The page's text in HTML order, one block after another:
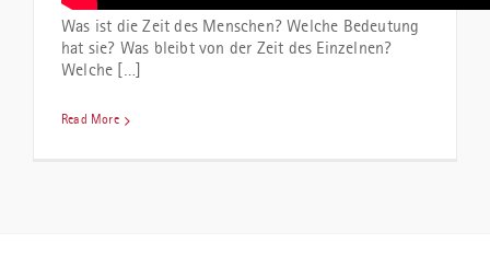
Was ist die Zeit des Menschen? Welche Bedeutung
hat sie? Was bleibt von der Zeit des Einzelnen?
Welche […]
Read More